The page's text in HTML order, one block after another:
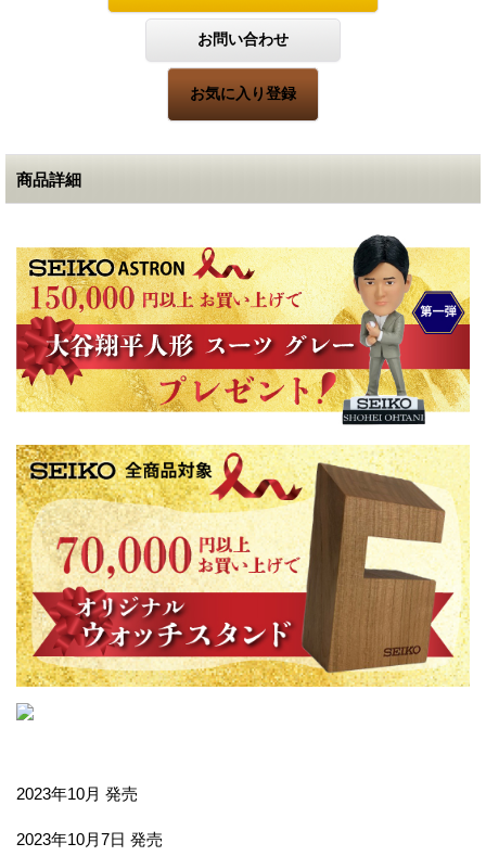
商品詳細
2023年10月 発売
2023年10月7日 発売